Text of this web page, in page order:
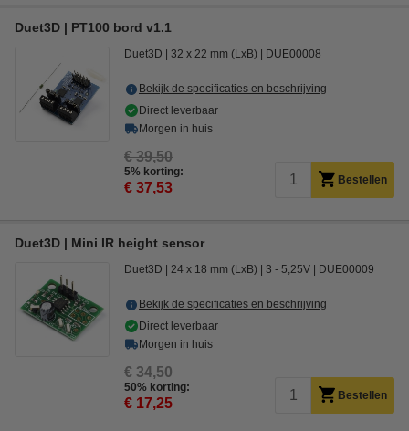
Duet3D | PT100 bord v1.1
Duet3D 32 x 22 mm (LxB) DUE00008
Bekijk de specificaties en beschrijving
Direct leverbaar
Morgen in huis
€ 39,50
5% korting:
€ 37,53 Bestellen
Duet3D | Mini IR height sensor
Duet3D 24 x 18 mm (LxB) 3 - 5,25V DUE00009
Bekijk de specificaties en beschrijving
Direct leverbaar
Morgen in huis
€ 34,50
50% korting:
€ 17,25 Bestellen